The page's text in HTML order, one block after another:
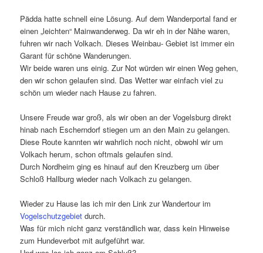
Pädda hatte schnell eine Lösung. Auf dem Wanderportal fand er
einen „leichten“ Mainwanderweg. Da wir eh in der Nähe waren,
fuhren wir nach Volkach. Dieses Weinbau- Gebiet ist immer ein
Garant für schöne Wanderungen.
Wir beide waren uns einig. Zur Not würden wir einen Weg gehen,
den wir schon gelaufen sind. Das Wetter war einfach viel zu
schön um wieder nach Hause zu fahren.
Unsere Freude war groß, als wir oben an der Vogelsburg direkt
hinab nach Escherndorf stiegen um an den Main zu gelangen.
Diese Route kannten wir wahrlich noch nicht, obwohl wir um
Volkach herum, schon oftmals gelaufen sind.
Durch Nordheim ging es hinauf auf den Kreuzberg um über
Schloß Hallburg wieder nach Volkach zu gelangen.
Wieder zu Hause las ich mir den Link zur Wandertour im
Vogelschutzgebiet durch.
Was für mich nicht ganz verständlich war, dass kein Hinweise
zum Hundeverbot mit aufgeführt war.